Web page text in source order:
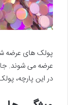
پولک های عرضه
عرضه می شوند.
در این پارچه،